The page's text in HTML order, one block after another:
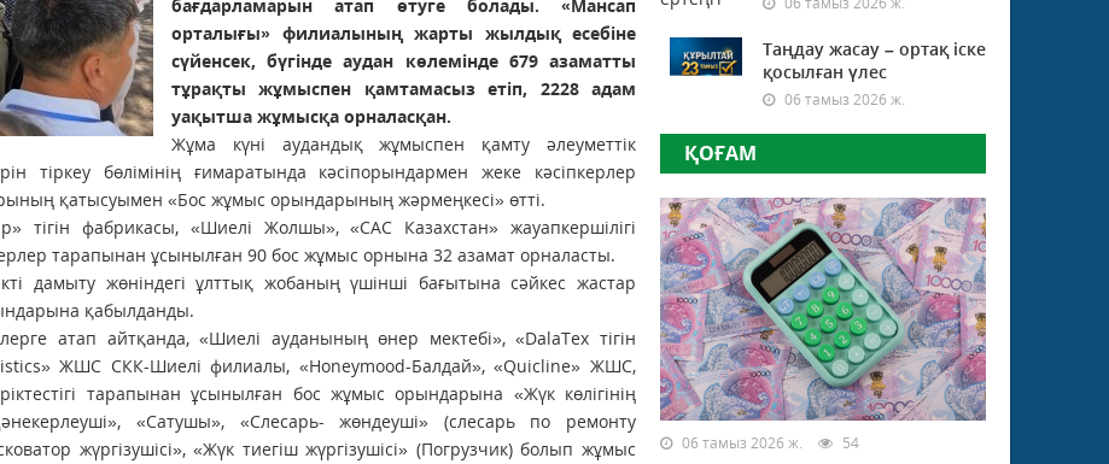
бағдарламарын атап өтуге болады. «Мансап
орталығы» филиалының жарты жылдық есебіне
сүйенсек, бүгінде аудан көлемінде 679 азаматты
тұрақты жұмыспен қамтамасыз етіп, 2228 адам
уақытша жұмысқа орналасқан.
Жұма күні аудандық жұмыспен қамту әлеуметтік
тіркеу бөлімінің ғимаратында кәсіпорындармен жеке кәсіпкерлер
қатысуымен «Бос жұмыс орындарының жәрмеңкесі» өтті.
тігін фабрикасы, «Шиелі Жолшы», «САС Казахстан» жауапкершілігі
тарапынан ұсынылған 90 бос жұмыс орнына 32 азамат орналасты.
дамыту жөніндегі ұлттық жобаның үшінші бағытына сәйкес жастар
қабылданды.
атап айтқанда, «Шиелі ауданының өнер мектебі», «DalaTex тігін
ЖШС СКК-Шиелі филиалы, «Honeymood-Балдай», «Quicline» ЖШС,
тарапынан ұсынылған бос жұмыс орындарына «Жүк көлігінің
«Сатушы», «Слесарь- жөндеуші» (слесарь по ремонту
жүргізушісі», «Жүк тиегіш жүргізушісі» (Погрузчик) болып жұмыс
Таңдау жасау – ортақ іске
қосылған үлес
06 тамыз 2026 ж.
ҚОҒАМ
06 тамыз 2026 ж. 54